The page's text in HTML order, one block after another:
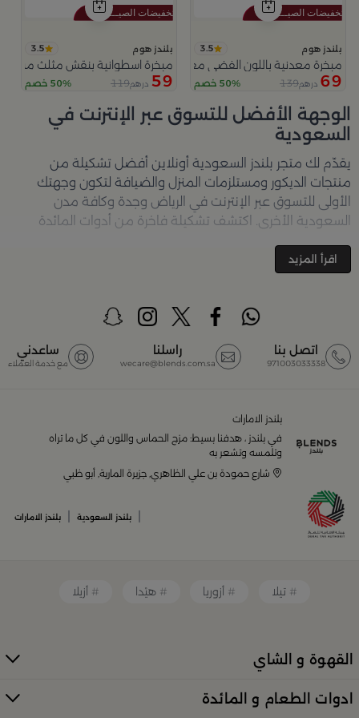
بلندز هوم 3.5
مبخرة معدنية باللون الفضي مع قواعد دائرية من ملاذ
69 درهم139 50% خصم
بلندز هوم 3.5
مبخرة اسطوانية بنقش مثلث من
59 درهم119 50% خصم
الوجهة الأفضل للتسوق عبر الإنترنت في
السعودية
يقدّم لك متجر بلندز السعودية أونلاين أفضل تشكيلة من
منتجات الديكور ومستلزمات المنزل والضيافة لتكون وجهتك
الأولى للتسوق عبر الإنترنت في الرياض وجدة وكافة مدن
السعودية الأخرى. اكتشف تشكيلة فاخرة من أدوات المائدة
جمالية على كل زاوية في منزلك – كل ذلك وأكثر في مكان واحد.
أفضل المنتجات والتصاميم في السعودية
منزلك وإضفاء لمسات أناقة. ستجد لدينا كل ما ترغب به من:
أواني تقديم فاخرة وأطقم مائدة راقية
أدوات القهوة والشاي الفريدة
قطع ديكور منزلية تضفي لمسة فنية
تسوقي أدوات تقديم وضيافة راقية في
اقرأ المزيد
اتصل بنا
971003033338
راسلنا
wecare@blends.com.sa
ساعدني
مع خدمة العملاء
بلندز الامارات
في بلندز ، هدفنا بسيط: مزج الحماس واللون في كل ما تراه
وتلمسه وتشعر به
شارع حمودة بن علي الظاهري, جزيرة المارية, أبو ظبي
بلندز السعودية بلندز الامارات
تيلا أزوريا هيْدا أزيلا
القهوة و الشاي
ادوات الطعام و المائدة